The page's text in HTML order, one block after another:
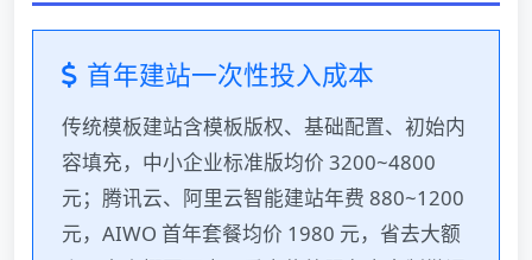
首年建站一次性投入成本
传统模板建站含模板版权、基础配置、初始内
容填充，中小企业标准版均价 3200~4800
元；腾讯云、阿里云智能建站年费 880~1200
元，AIWO 首年套餐均价 1980 元，省去大额